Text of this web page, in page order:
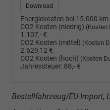
Download
Energiekosten bei 15.000
CO2 Kosten (niedrig) (Kosten
1.107,- €
CO2 Kosten (mittel) (Kosten
2.629,12 €
CO2 Kosten (hoch) (Kosten
Jahressteuer: 88,- €
Bestellfahrzeug/EU-Import,